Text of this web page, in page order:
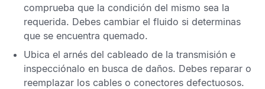
comprueba que la condición del mismo sea la
requerida. Debes cambiar el fluido si determinas
que se encuentra quemado.
Ubica el arnés del cableado de la transmisión e
inspecciónalo en busca de daños. Debes reparar o
reemplazar los cables o conectores defectuosos.